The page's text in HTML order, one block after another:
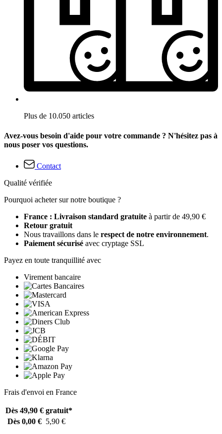
Plus de 10.050 articles
Avez-vous besoin d'aide pour votre commande ? N'hésitez pas à
nous poser vos questions.
Contact
Qualité vérifiée
Pourquoi acheter sur notre boutique ?
France : Livraison standard gratuite à partir de 49,90 €
Retour gratuit
Nous travaillons dans le respect de notre environnement.
Paiement sécurisé avec cryptage SSL
Payez en toute tranquillité avec
Virement bancaire
Frais d'envoi en France
Dès 49,90 € gratuit*
Dès 0,00 € 5,90 €